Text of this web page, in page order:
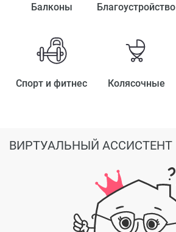
Балконы Благоустройство
Спорт и фитнес Колясочные
ВИРТУАЛЬНЫЙ АССИСТЕНТ